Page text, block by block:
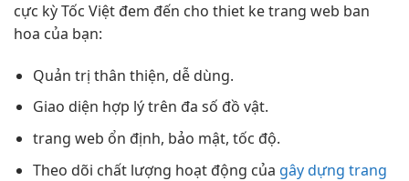
cực kỳ Tốc Việt đem đến cho thiet ke trang web ban
hoa của bạn:
Quản trị thân thiện, dễ dùng.
Giao diện hợp lý trên đa số đồ vật.
trang web ổn định, bảo mật, tốc độ.
Theo dõi chất lượng hoạt động của gây dựng trang